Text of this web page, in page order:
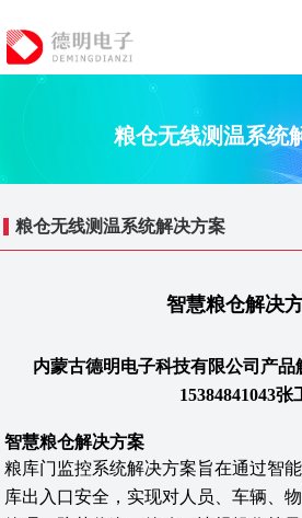
粮仓无线测温系统
粮仓无线测温系统解决方案
智慧粮仓解决
内蒙古德明电子科技有限公司产品
15384841043张
智慧粮仓解决方案
粮库门监控系统解决方案‌旨在通过智
库出入口安全，实现对人员、车辆、